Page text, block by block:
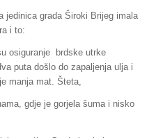
jedinica grada Široki Brijeg imala
i to:
osiguranje brdske utrke
puta došlo do zapaljenja ulja i
manja mat. Šteta,
gdje je gorjela šuma i nisko